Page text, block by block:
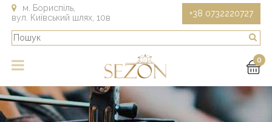
м. Бориспіль,
вул. Київський шлях, 10в
+38 0732220727
0